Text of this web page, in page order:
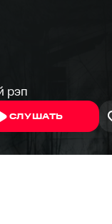
рэп
СЛУШАТЬ